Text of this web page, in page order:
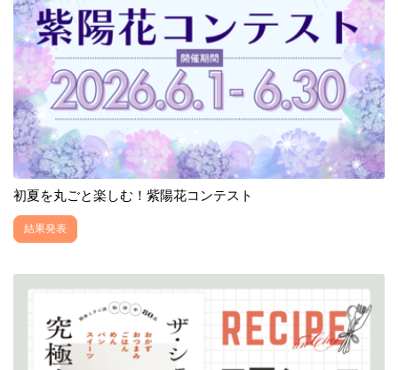
初夏を丸ごと楽しむ！紫陽花コンテスト
結果発表